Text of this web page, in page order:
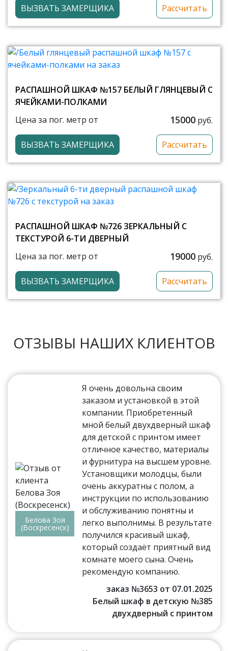
ВЫЗВАТЬ ЗАМЕРЩИКА Рассчитать
РАСПАШНОЙ ШКАФ №157 БЕЛЫЙ ГЛЯНЦЕВЫЙ С
ЯЧЕЙКАМИ-ПОЛКАМИ
Цена за пог. метр от
15000 руб.
ВЫЗВАТЬ ЗАМЕРЩИКА Рассчитать
РАСПАШНОЙ ШКАФ №726 ЗЕРКАЛЬНЫЙ С
ТЕКСТУРОЙ 6-ТИ ДВЕРНЫЙ
Цена за пог. метр от
19000 руб.
ВЫЗВАТЬ ЗАМЕРЩИКА Рассчитать
ОТЗЫВЫ НАШИХ КЛИЕНТОВ
Белова Зоя
(Воскресенск)
Я очень довольна своим
заказом и установкой в этой
компании. Приобретенный
мной белый двухдверный шкаф
для детской с принтом имеет
отличное качество, материалы
и фурнитура на высшем уровне.
Установщики молодцы, были
очень аккуратны с полом, а
инструкции по использованию
и обслуживанию понятны и
легко выполнимы. В результате
получился красивый шкаф,
который создаёт приятный вид
комнате моего сына. Очень
рекомендую компанию.
заказ №3653 от 07.01.2025
Белый шкаф в детскую №385
двухдверный с принтом